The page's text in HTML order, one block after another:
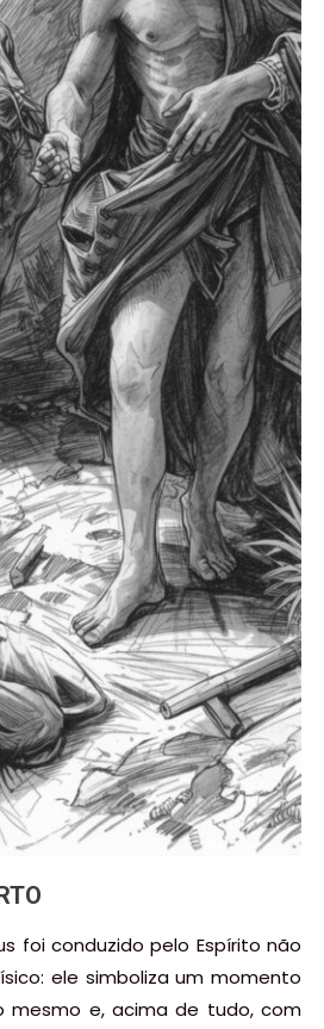
foi conduzido pelo Espírito não
ele simboliza um momento
mesmo e, acima de tudo, com